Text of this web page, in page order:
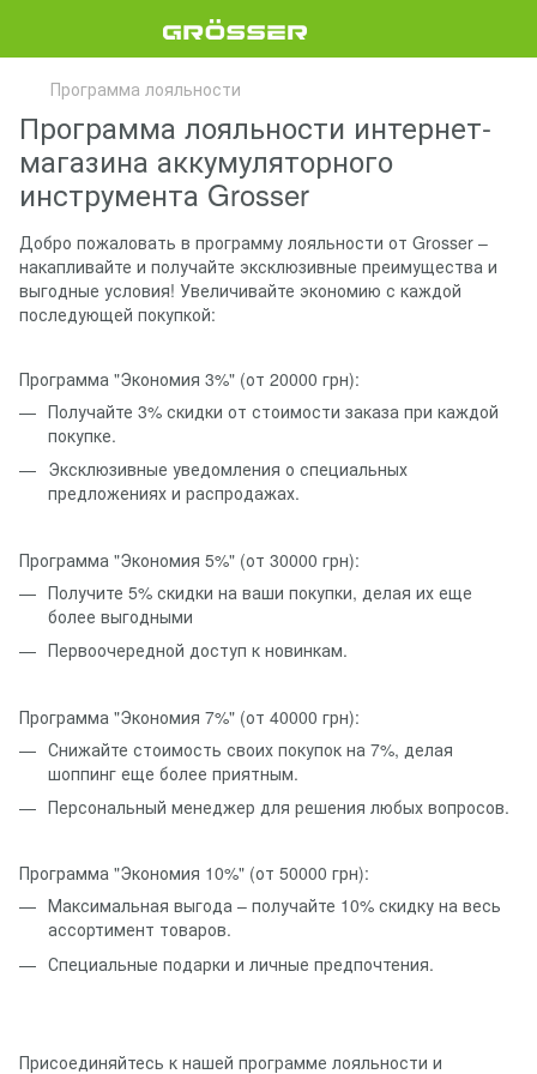
Программа лояльности
Программа лояльности интернет-
магазина аккумуляторного
инструмента Grosser
Добро пожаловать в программу лояльности от Grosser –
накапливайте и получайте эксклюзивные преимущества и
выгодные условия! Увеличивайте экономию с каждой
последующей покупкой:
Программа "Экономия 3%" (от 20000 грн):
Получайте 3% скидки от стоимости заказа при каждой
покупке.
Эксклюзивные уведомления о специальных
предложениях и распродажах.
Программа "Экономия 5%" (от 30000 грн):
Получите 5% скидки на ваши покупки, делая их еще
более выгодными
Первоочередной доступ к новинкам.
Программа "Экономия 7%" (от 40000 грн):
Снижайте стоимость своих покупок на 7%, делая
шоппинг еще более приятным.
Персональный менеджер для решения любых вопросов.
Программа "Экономия 10%" (от 50000 грн):
Максимальная выгода – получайте 10% скидку на весь
ассортимент товаров.
Специальные подарки и личные предпочтения.
Присоединяйтесь к нашей программе лояльности и